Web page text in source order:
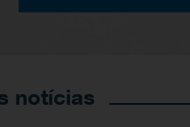
notícias